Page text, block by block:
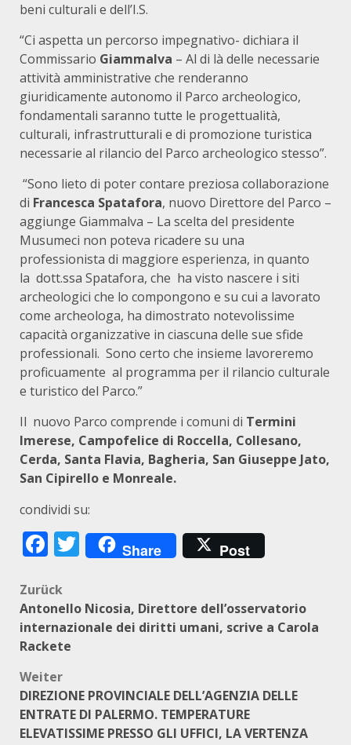
beni culturali e dell’I.S.
“Ci aspetta un percorso impegnativo- dichiara il
Commissario Giammalva – Al di là delle necessarie
attività amministrative che renderanno
giuridicamente autonomo il Parco archeologico,
fondamentali saranno tutte le progettualità,
culturali, infrastrutturali e di promozione turistica
necessarie al rilancio del Parco archeologico stesso”.
“Sono lieto di poter contare preziosa collaborazione
di Francesca Spatafora, nuovo Direttore del Parco –
aggiunge Giammalva – La scelta del presidente
Musumeci non poteva ricadere su una
professionista di maggiore esperienza, in quanto
la dott.ssa Spatafora, che ha visto nascere i siti
archeologici che lo compongono e su cui a lavorato
come archeologa, ha dimostrato notevolissime
capacità organizzative in ciascuna delle sue sfide
professionali. Sono certo che insieme lavoreremo
proficuamente al programma per il rilancio culturale
e turistico del Parco.”
Il nuovo Parco comprende i comuni di Termini
Imerese, Campofelice di Roccella, Collesano,
Cerda, Santa Flavia, Bagheria, San Giuseppe Jato,
San Cipirello e Monreale.
condividi su:
Facebook
Twitter
Share Post
Beitragsnavigation
Zurück
Antonello Nicosia, Direttore dell’osservatorio
internazionale dei diritti umani, scrive a Carola
Rackete
Weiter
DIREZIONE PROVINCIALE DELL’AGENZIA DELLE
ENTRATE DI PALERMO. TEMPERATURE
ELEVATISSIME PRESSO GLI UFFICI, LA VERTENZA